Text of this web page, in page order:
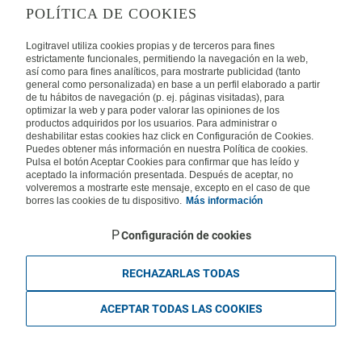
Privacy Security Cookies Policy Terms of Use
INTERNATIONAL
Spain Portugal
Germany Brazil France
Mexico
Based in Edificio Logitravel, Parcela 3B (Parc Bit) - Ctra. Palma -
Valldemossa km 7,4 | 07121 Palma de Mallorca - Spain.
POLÍTICA DE COOKIES
Logitravel utiliza cookies propias y de terceros para fines
estrictamente funcionales, permitiendo la navegación en la web,
así como para fines analíticos, para mostrarte publicidad (tanto
general como personalizada) en base a un perfil elaborado a partir
de tu hábitos de navegación (p. ej. páginas visitadas), para
optimizar la web y para poder valorar las opiniones de los
productos adquiridos por los usuarios. Para administrar o
deshabilitar estas cookies haz click en Configuración de Cookies.
Puedes obtener más información en nuestra Política de cookies.
Pulsa el botón Aceptar Cookies para confirmar que has leído y
aceptado la información presentada. Después de aceptar, no
volveremos a mostrarte este mensaje, excepto en el caso de que
borres las cookies de tu dispositivo. Más información
Configuración de cookies
RECHAZARLAS TODAS
ACEPTAR TODAS LAS COOKIES